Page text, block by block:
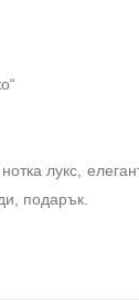
лукс,
подарък.